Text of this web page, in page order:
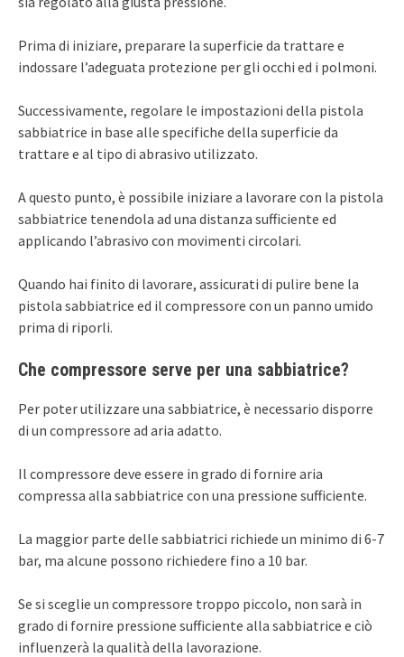
Prima di iniziare, preparare la superficie da trattare e
indossare l’adeguata protezione per gli occhi ed i polmoni.
Successivamente, regolare le impostazioni della pistola
sabbiatrice in base alle specifiche della superficie da
trattare e al tipo di abrasivo utilizzato.
A questo punto, è possibile iniziare a lavorare con la pistola
sabbiatrice tenendola ad una distanza sufficiente ed
applicando l’abrasivo con movimenti circolari.
Quando hai finito di lavorare, assicurati di pulire bene la
pistola sabbiatrice ed il compressore con un panno umido
prima di riporli.
Che compressore serve per una sabbiatrice?
Per poter utilizzare una sabbiatrice, è necessario disporre
di un compressore ad aria adatto.
Il compressore deve essere in grado di fornire aria
compressa alla sabbiatrice con una pressione sufficiente.
La maggior parte delle sabbiatrici richiede un minimo di 6-7
bar, ma alcune possono richiedere fino a 10 bar.
Se si sceglie un compressore troppo piccolo, non sarà in
grado di fornire pressione sufficiente alla sabbiatrice e ciò
influenzerà la qualità della lavorazione.